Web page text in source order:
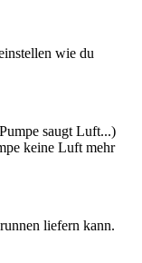
wie du
saugt Luft...)
keine Luft mehr
liefern kann.